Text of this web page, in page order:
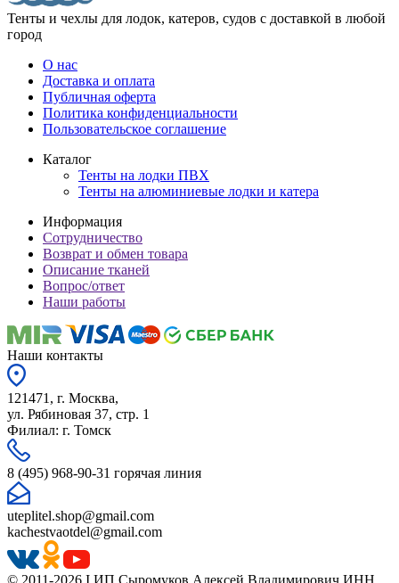
Тенты и чехлы для лодок, катеров, судов с доставкой в любой
город
О нас
Доставка и оплата
Публичная оферта
Политика конфиденциальности
Пользовательское соглашение
Каталог
Тенты на лодки ПВХ
Тенты на алюминиевые лодки и катера
Информация
Сотрудничество
Возврат и обмен товара
Описание тканей
Вопрос/ответ
Наши работы
Наши контакты
121471, г. Москва,
ул. Рябиновая 37, стр. 1
Филиал: г. Томск
8 (495) 968-90-31 горячая линия
uteplitel.shop@gmail.com
kachestvaotdel@gmail.com
© 2011-2026 I ИП Сыромуков Алексей Владимирович ИНН